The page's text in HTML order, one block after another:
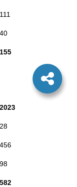
111
40
155
2023
28
456
98
582